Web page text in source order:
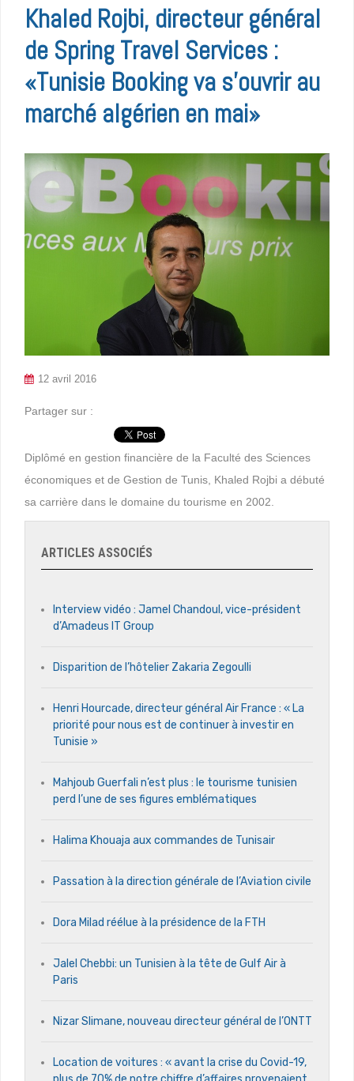
Khaled Rojbi, directeur général
de Spring Travel Services :
«Tunisie Booking va s’ouvrir au
marché algérien en mai»
12 avril 2016
Partager sur :
Diplômé en gestion financière de la Faculté des Sciences
économiques et de Gestion de Tunis, Khaled Rojbi a débuté
sa carrière dans le domaine du tourisme en 2002.
ARTICLES ASSOCIÉS
Interview vidéo : Jamel Chandoul, vice-président
d’Amadeus IT Group
Disparition de l’hôtelier Zakaria Zegoulli
Henri Hourcade, directeur général Air France : « La
priorité pour nous est de continuer à investir en
Tunisie »
Mahjoub Guerfali n’est plus : le tourisme tunisien
perd l’une de ses figures emblématiques
Halima Khouaja aux commandes de Tunisair
Passation à la direction générale de l’Aviation civile
Dora Milad réélue à la présidence de la FTH
Jalel Chebbi: un Tunisien à la tête de Gulf Air à
Paris
Nizar Slimane, nouveau directeur général de l’ONTT
Location de voitures : « avant la crise du Covid-19,